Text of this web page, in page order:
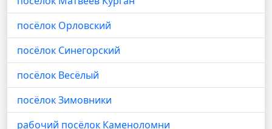
посёлок Орловский
посёлок Синегорский
посёлок Весёлый
посёлок Зимовники
рабочий посёлок Каменоломни